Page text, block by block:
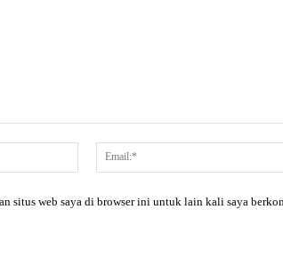
Nama:*
situs web saya di browser ini untuk lain kali saya